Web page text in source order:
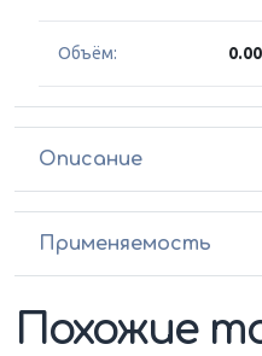
Объём:
Описание
Применяемость
Похожие